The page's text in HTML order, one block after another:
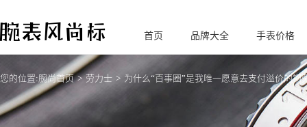
腕
表风尚标
首页 品牌大全 手表价格
您的位置: 腕尚首页 劳力士 为什么“百事圈”是我唯一愿意去支付溢价的钢